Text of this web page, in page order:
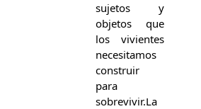
sujetos y
objetos que
los vivientes
necesitamos
construir
para
sobrevivir.La